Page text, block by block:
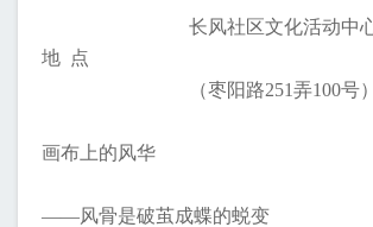
地 点
长风社区文化活动中
（枣阳路251弄100号）
画布上的风华
——风骨是破茧成蝶的蜕变